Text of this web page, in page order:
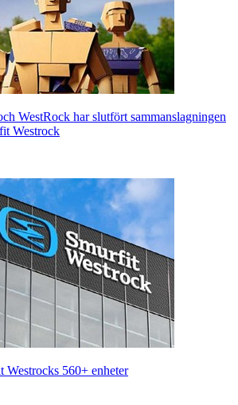
WestRock har slutfört sammanslagningen
Westrock
Westrocks 560+ enheter